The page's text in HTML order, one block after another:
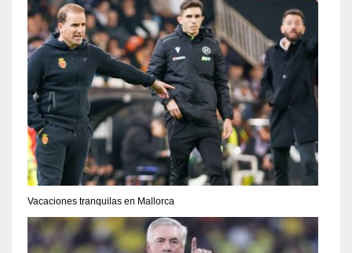
Vacaciones tranquilas en Mallorca